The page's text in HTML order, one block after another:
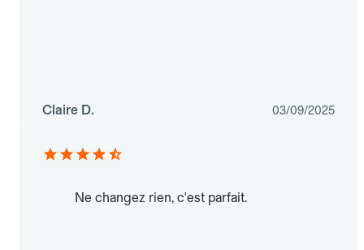
Claire D. 03/09/2025
Ne changez rien, c'est parfait.